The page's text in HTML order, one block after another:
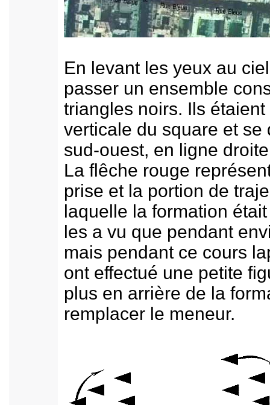
En levant les yeux au
passer un ensemble
triangles noirs. Ils
verticale du square et se
sud-ouest, en ligne
La flêche rouge
prise et la portion de
laquelle la formation
les a vu que pendant
mais pendant ce cours
ont effectué une petite
plus en arrière de la
remplacer le meneur.